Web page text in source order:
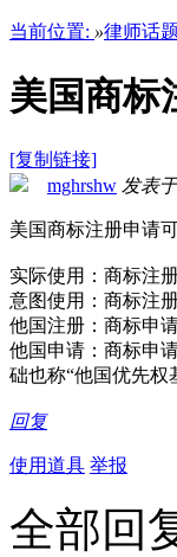
当前位置: »律师话题
美国商标
[复制链接]
mghrshw 发表
美国商标注册申请
实际使用：商标注
意图使用：商标注
他国注册：商标申
他国申请：商标申
础也称“他国优先权
回复
使用道具 举报
全部回